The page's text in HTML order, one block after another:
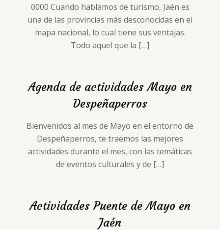
0000 Cuando hablamos de turismo, Jaén es
una de las provincias más desconocidas en el
mapa nacional, lo cual tiene sus ventajas.
Todo aquel que la […]
Agenda de actividades Mayo en
Despeñaperros
Bienvenidos al mes de Mayo en el entorno de
Despeñaperros, te traemos las mejores
actividades durante el mes, con las temáticas
de eventos culturales y de […]
Actividades Puente de Mayo en
Jaén